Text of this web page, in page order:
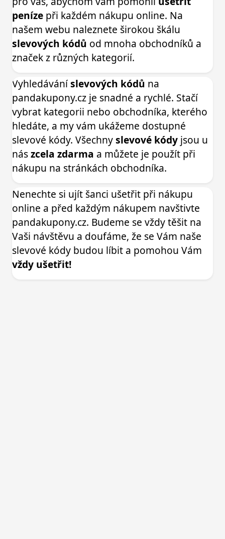
peníze při každém nákupu online. Na
našem webu naleznete širokou škálu
slevových kódů od mnoha obchodníků a
značek z různých kategorií.
Vyhledáváníslevových kódů na
pandakupony.cz je snadné a rychlé. Stačí
vybrat kategorii nebo obchodníka, kterého
hledáte, a my vám ukážeme dostupné
slevové kódy. Všechnyslevové kódy jsou u
nászcela zdarma a můžete je použít při
nákupu na stránkách obchodníka.
Nenechte si ujít šanci ušetřit při nákupu
online a před každým nákupem navštivte
pandakupony.cz. Budeme se vždy těšit na
Vaši návštěvu a doufáme, že se Vám naše
slevové kódy budou líbit a pomohou Vám
vždy ušetřit!